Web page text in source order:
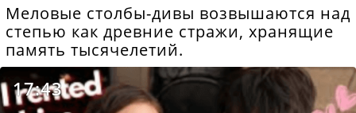
Меловые столбы-дивы возвышаются над
степью как древние стражи, хранящие
память тысячелетий.
17:43